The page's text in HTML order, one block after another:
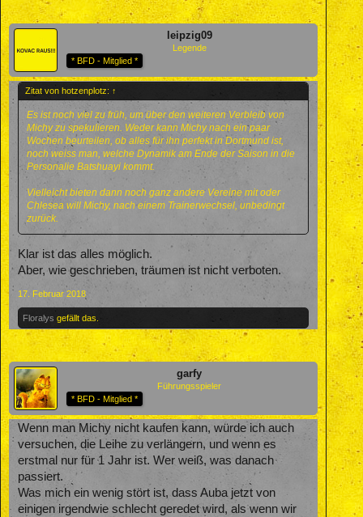
leipzig09
Legende
* BFD - Mitglied *
Zitat von hotzenplotz: ↑
Es ist noch viel zu früh, um über den weiteren Verbleib von
Michy zu spekulieren. Weder kann Michy nach ein paar
Wochen beurteilen, ob alles für ihn perfekt in Dortmund ist,
noch weiss man, welche Dynamik am Ende der Saison in die
Personalie Batshuayi kommt.
Vielleicht bieten dann noch ganz andere Vereine mit oder
Chlesea will Michy, nach einem Trainerwechsel, unbedingt
zurück.
Klar ist das alles möglich.
Aber, wie geschrieben, träumen ist nicht verboten.
17. Februar 2018
Floralys gefällt das.
garfy
Führungsspieler
* BFD - Mitglied *
Wenn man Michy nicht kaufen kann, würde ich auch
versuchen, die Leihe zu verlängern, und wenn es
erstmal nur für 1 Jahr ist. Wer weiß, was danach
passiert.
Was mich ein wenig stört ist, dass Auba jetzt von
einigen irgendwie schlecht geredet wird, als wenn wir